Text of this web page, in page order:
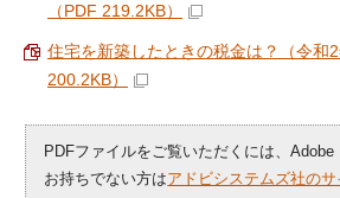
（PDF 219.2KB）
住宅を新築したときの税金は？（令和
200.2KB）
PDFファイルをご覧いただくには、Adobe
お持ちでない方はアドビシステムズ社の